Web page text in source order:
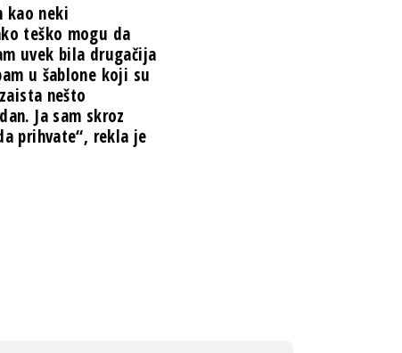
kao neki
teško mogu da
uvek bila drugačija
u šablone koji su
nešto
Ja sam skroz
prihvate“, rekla je